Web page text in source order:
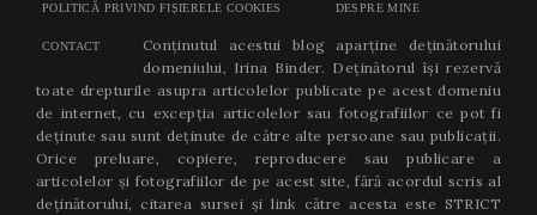
POLITICĂ PRIVIND FIȘIERELE COOKIES DESPRE MINE
CONTACT
Conținutul acestui blog aparține deținătorului
domeniului, Irina Binder. Deținătorul își rezervă
toate drepturile asupra articolelor publicate pe acest domeniu
de internet, cu excepția articolelor sau fotografiilor ce pot fi
deținute sau sunt deținute de către alte persoane sau publicații.
Orice preluare, copiere, reproducere sau publicare a
articolelor și fotografiilor de pe acest site, fără acordul scris al
deținătorului, citarea sursei și link către acesta este STRICT